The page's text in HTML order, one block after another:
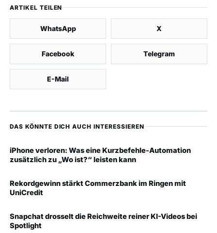
ARTIKEL TEILEN
WhatsApp X
Facebook Telegram
E-Mail
DAS KÖNNTE DICH AUCH INTERESSIEREN
iPhone verloren: Was eine Kurzbefehle-Automation
zusätzlich zu „Wo ist?“ leisten kann
Rekordgewinn stärkt Commerzbank im Ringen mit
UniCredit
Snapchat drosselt die Reichweite reiner KI-Videos bei
Spotlight